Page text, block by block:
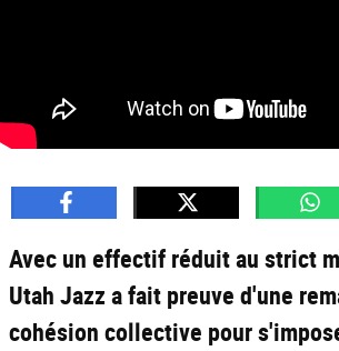
Avec un effectif réduit au strict
Utah Jazz a fait preuve d'une
cohésion collective pour